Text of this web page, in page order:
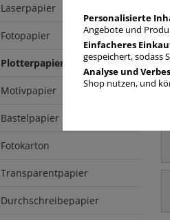
Laserpapier
Fotopapier
Plotterpapier
Motivpapier
Bastelpapier
Fotokarton
Transparentpapier
Durchschreibepapier
Personalisierte
Angebote und
Einfacheres
gespeichert, sodass
Analyse und
Shop nutzen, und